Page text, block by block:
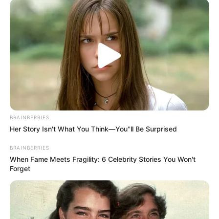
Mayid Gene Beltrán Secretario de tránsito de la ciudad,
indicó que junto a la Universidad Francisco de Paula
se logró revisar la dinámica del tráfico en
este punto,
dando como resultado esta medida.
"La idea es no congestionar la calle 4 que recibe
vehículos desde el canal Bogotá, la diagonal Santander y
otros puntos, por ellos la calle 3 se habilita para que
vehículos grandes y de transporte públicotomen sentido
directo por la avenida séptima y salgan de la ciudad"
movilizaciones sindicales
Además señaló "Los conductores que transiten por este
corredor vial deberán hacerlo en el sentido que dirige de la
avenida 6 a la 7,mientras se busca una solución para
mejorar el tráfico en este importante punto de la ciudad"
BRAINBERRIES
Her Story Isn't What You Think—You''ll Be Surprised
BRAINBERRIES
When Fame Meets Fragility: 6 Celebrity Stories You Won't
Forget